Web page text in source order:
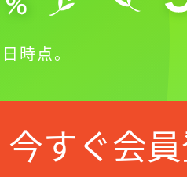
時点。
今すぐ会